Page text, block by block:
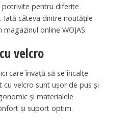
pentru diferite
Iată câteva dintre noutățile
online WOJAS:
velcro
care învață să se încalțe
velcro sunt ușor de pus și
și materialele
și suport optim.